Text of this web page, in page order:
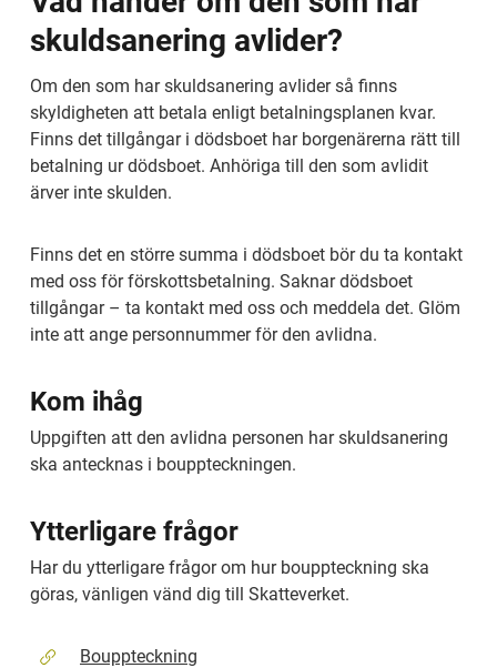
skuldsanering avlider?
Om den som har skuldsanering avlider så finns
skyldigheten att betala enligt betalnings­planen kvar.
Finns det tillgångar i dödsboet har borgenärerna rätt till
betalning ur dödsboet. Anhöriga till den som avlidit
ärver inte skulden.
Finns det en större summa i dödsboet bör du ta kontakt
med oss för förskottsbetalning. Saknar dödsboet
tillgångar – ta kontakt med oss och meddela det. Glöm
inte att ange personnummer för den avlidna.
Kom ihåg
Uppgiften att den avlidna personen har skuldsanering
ska antecknas i bouppteckningen.
Ytterligare frågor
Har du ytterligare frågor om hur bouppteckning ska
göras, vänligen vänd dig till Skatteverket.
Bouppteckning